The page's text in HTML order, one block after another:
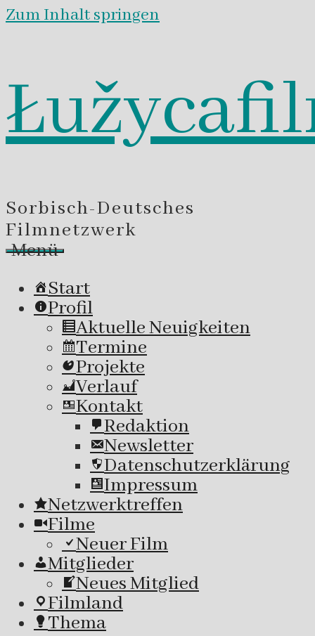
Zum Inhalt springen
Sorbisch-Deutsches
Filmnetzwerk
Menü
Start
Profil
Aktuelle Neuigkeiten
Termine
Projekte
Verlauf
Kontakt
Redaktion
Newsletter
Datenschutzerklärung
Impressum
Netzwerktreffen
Filme
Neuer Film
Mitglieder
Neues Mitglied
Filmland
Thema